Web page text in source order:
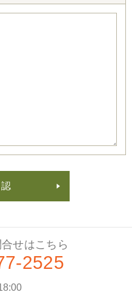
合せはこちら
2525